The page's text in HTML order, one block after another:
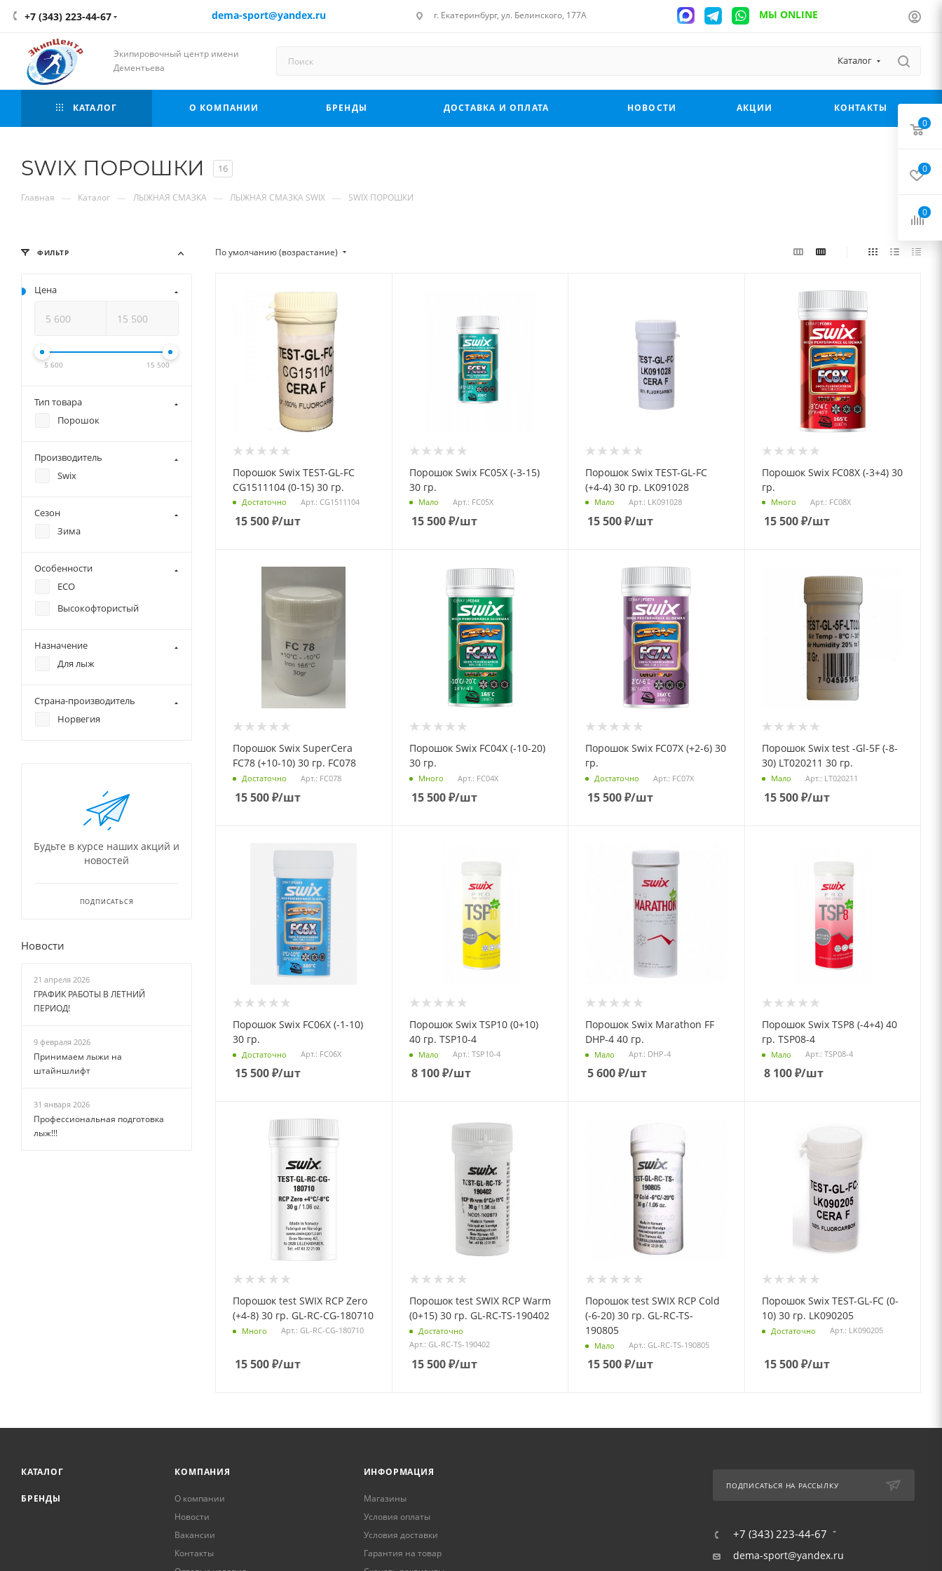
+7 (343) 223-44-67 dema-sport@yandex.ru г. Екатеринбург, ул. Белинского, 177А МЫ ONLINE
Экипировочный центр имени
Дементьева
Каталог
КАТАЛОГ О КОМПАНИИ БРЕНДЫ ДОСТАВКА И ОПЛАТА НОВОСТИ АКЦИИ КОНТАКТЫ
SWIX ПОРОШКИ 16
Главная — Каталог — ЛЫЖНАЯ СМАЗКА — ЛЫЖНАЯ СМАЗКА SWIX — SWIX ПОРОШКИ
По умолчанию (возрастание)
Порошок Swix TEST-GL-FC
CG1511104 (0-15) 30 гр.
Достаточно Арт.: CG1511104
15 500₽/шт
Порошок Swix FC05X (-3-15)
30 гр.
Мало Арт.: FC05X
15 500₽/шт
Порошок Swix TEST-GL-FC
(+4-4) 30 гр. LK091028
Мало Арт.: LK091028
15 500₽/шт
Порошок Swix FC08X (-3+4) 30
гр.
Много Арт.: FC08X
15 500₽/шт
Порошок Swix SuperCera
FC78 (+10-10) 30 гр. FC078
Достаточно Арт.: FC078
15 500₽/шт
Порошок Swix FC04X (-10-20)
30 гр.
Много Арт.: FC04X
15 500₽/шт
Порошок Swix FC07X (+2-6) 30
гр.
Достаточно Арт.: FC07X
15 500₽/шт
Порошок Swix test -Gl-5F (-8-
30) LT020211 30 гр.
Мало Арт.: LT020211
15 500₽/шт
Порошок Swix FC06X (-1-10)
30 гр.
Достаточно Арт.: FC06X
15 500₽/шт
Порошок Swix TSP10 (0+10)
40 гр. TSP10-4
Мало Арт.: TSP10-4
8 100₽/шт
Порошок Swix Marathon FF
DHP-4 40 гр.
Мало Арт.: DHP-4
5 600₽/шт
Порошок Swix TSP8 (-4+4) 40
гр. TSP08-4
Мало Арт.: TSP08-4
8 100₽/шт
Порошок test SWIX RCP Zero
(+4-8) 30 гр. GL-RC-CG-180710
Много Арт.: GL-RC-CG-180710
15 500₽/шт
Порошок test SWIX RCP Warm
(0+15) 30 гр. GL-RC-TS-190402
Достаточно
Арт.: GL-RC-TS-190402
15 500₽/шт
Порошок test SWIX RCP Cold
(-6-20) 30 гр. GL-RC-TS-
190805
Мало Арт.: GL-RC-TS-190805
15 500₽/шт
Порошок Swix TEST-GL-FC (0-
10) 30 гр. LK090205
Достаточно Арт.: LK090205
15 500₽/шт
ФИЛЬТР
Цена
5 600 15 500
Тип товара
Порошок
Производитель
Swix
Сезон
Зима
Особенности
ECO
Высокофтористый
Назначение
Для лыж
Страна-производитель
Норвегия
Будьте в курсе наших акций и
новостей
ПОДПИСАТЬСЯ
Новости
21 апреля 2026
ГРАФИК РАБОТЫ В ЛЕТНИЙ
ПЕРИОД!
9 февраля 2026
Принимаем лыжи на
штайншлифт
31 января 2026
Профессиональная подготовка
лыж!!!
КАТАЛОГ
БРЕНДЫ
КОМПАНИЯ
О компании
Новости
Вакансии
Контакты
ИНФОРМАЦИЯ
Магазины
Условия оплаты
Условия доставки
Гарантия на товар
ПОДПИСАТЬСЯ НА РАССЫЛКУ
+7 (343) 223-44-67
dema-sport@yandex.ru
0
0
0